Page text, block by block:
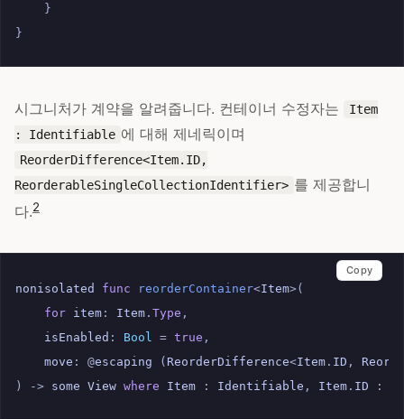
}
}
시그니처가 계약을 알려줍니다. 컨테이너 수정자는
Item
: Identifiable 에 대해 제네릭이며
ReorderDifference<Item.ID,
ReorderableSingleCollectionIdentifier> 를 제공합니
다.2
nonisolated func reorderContainer<Item>(
for item : Item . Type ,
isEnabled : Bool = true ,
move : @escaping ( ReorderDifference<Item . ID ,
)
-> some View where Item : Identifiable , Item . ID :
Copy